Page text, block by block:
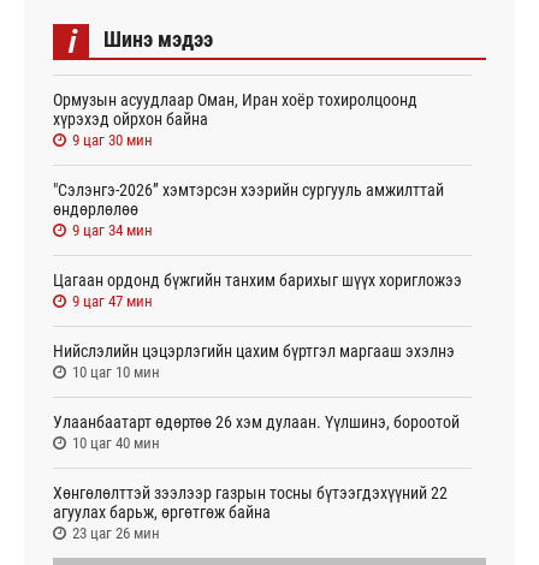
i Шинэ мэдээ
Ормузын асуудлаар Оман, Иран хоёр тохиролцоонд
хүрэхэд ойрхон байна
9 цаг 30 мин
"Сэлэнгэ-2026” хэмтэрсэн хээрийн сургууль амжилттай
өндөрлөлөө
9 цаг 34 мин
Цагаан ордонд бүжгийн танхим барихыг шүүх хоригложээ
9 цаг 47 мин
Нийслэлийн цэцэрлэгийн цахим бүртгэл маргааш эхэлнэ
10 цаг 10 мин
Улаанбаатарт өдөртөө 26 хэм дулаан. Үүлшинэ, бороотой
10 цаг 40 мин
Хөнгөлөлттэй зээлээр газрын тосны бүтээгдэхүүний 22
агуулах барьж, өргөтгөж байна
23 цаг 26 мин